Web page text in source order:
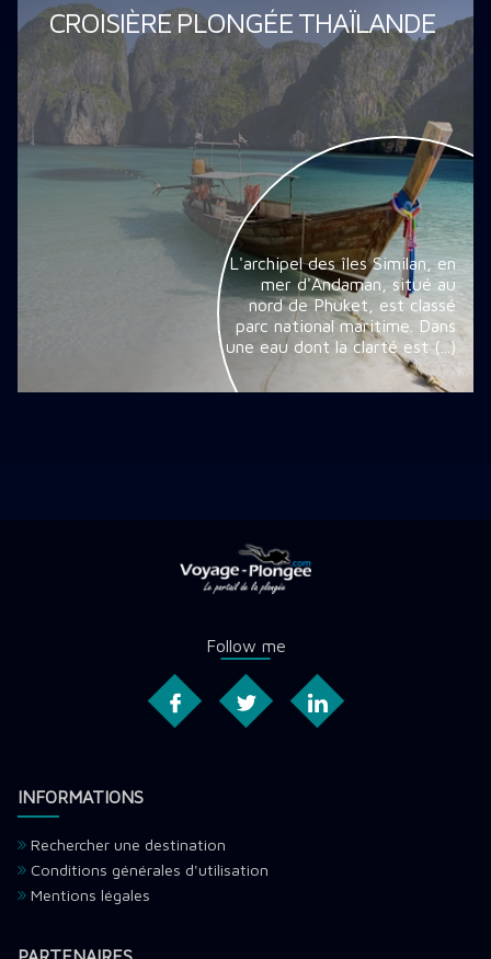
CROISIÈRE PLONGÉE THAÏLANDE
L'archipel des îles Similan, en
mer d'Andaman, situé au
nord de Phuket, est classé
parc national maritime. Dans
une eau dont la clarté est (...)
Follow me
INFORMATIONS
Rechercher une destination
Conditions générales d'utilisation
Mentions légales